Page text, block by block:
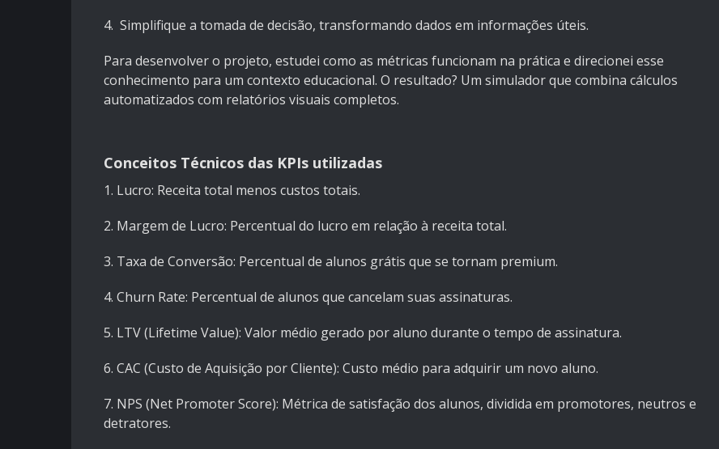
4. Simplifique a tomada de decisão, transformando dados em informações úteis.
Para desenvolver o projeto, estudei como as métricas funcionam na prática e direcionei esse
conhecimento para um contexto educacional. O resultado? Um simulador que combina cálculos
automatizados com relatórios visuais completos.
Conceitos Técnicos das KPIs utilizadas
1. Lucro: Receita total menos custos totais.
2. Margem de Lucro: Percentual do lucro em relação à receita total.
3. Taxa de Conversão: Percentual de alunos grátis que se tornam premium.
4. Churn Rate: Percentual de alunos que cancelam suas assinaturas.
5. LTV (Lifetime Value): Valor médio gerado por aluno durante o tempo de assinatura.
6. CAC (Custo de Aquisição por Cliente): Custo médio para adquirir um novo aluno.
7. NPS (Net Promoter Score): Métrica de satisfação dos alunos, dividida em promotores, neutros e
detratores.